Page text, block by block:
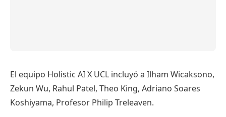
El equipo Holistic AI X UCL incluyó a Ilham Wicaksono,
Zekun Wu, Rahul Patel, Theo King, Adriano Soares
Koshiyama, Profesor Philip Treleaven.